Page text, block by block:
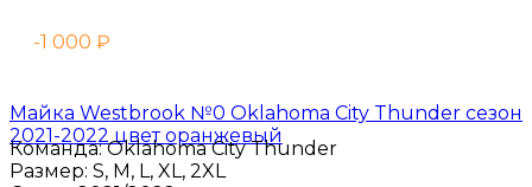
-1 000 ₽
Майка Westbrook №0 Oklahoma City Thunder сезон
2021-2022 цвет оранжевый
Команда:Oklahoma City Thunder
Размер: S, M, L, XL, 2XL